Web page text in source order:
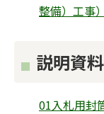
整備）工事
説明資料
01入札用封